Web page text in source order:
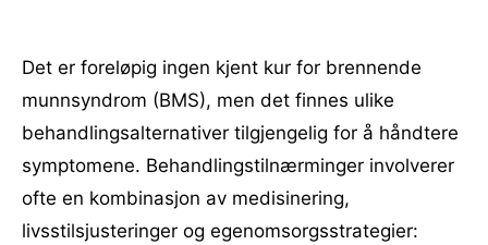
Det er foreløpig ingen kjent kur for brennende
munnsyndrom (BMS), men det finnes ulike
behandlingsalternativer tilgjengelig for å håndtere
symptomene. Behandlingstilnærminger involverer
ofte en kombinasjon av medisinering,
livsstilsjusteringer og egenomsorgsstrategier: